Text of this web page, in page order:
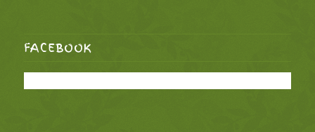
FACEBOOK